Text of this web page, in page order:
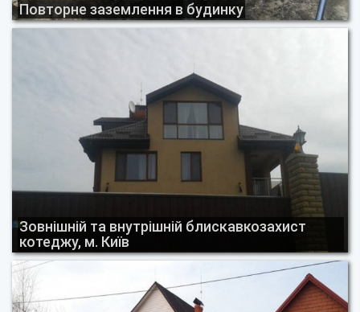
Повторне заземлення в будинку
Зовнішній та внутрішній блискавкозахист
котеджу, м. Київ